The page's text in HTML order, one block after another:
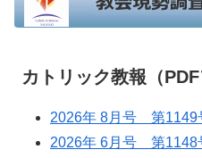
カトリック教報（PDF
2026年 8月号 第1149
2026年 6月号 第1148